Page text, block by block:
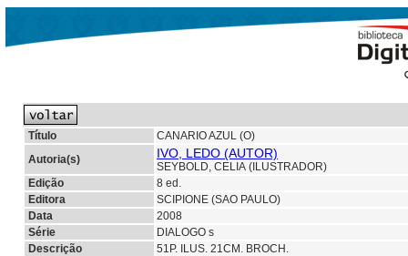
Título
CANARIO AZUL (O)
Autoria(s)
IVO, LEDO (AUTOR)
SEYBOLD, CELIA (ILUSTRADOR)
Edição
8 ed.
Editora
SCIPIONE (SAO PAULO)
Data
2008
Série
DIALOGO s
Descrição
51P. ILUS. 21CM. BROCH.